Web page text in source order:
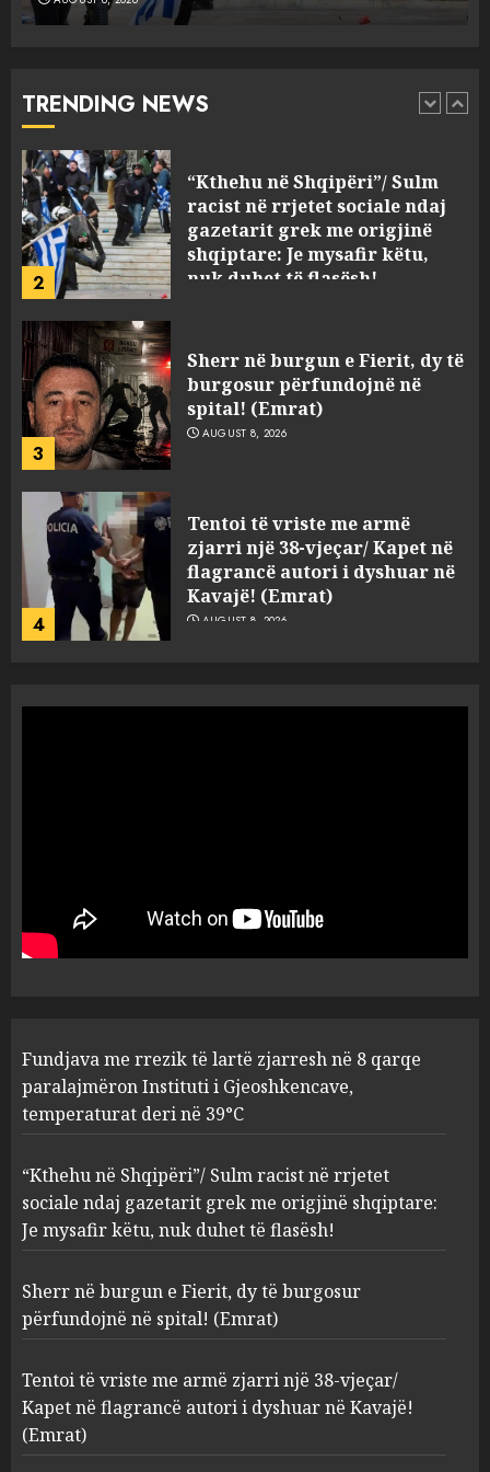
TRENDING NEWS
2
“Kthehu në Shqipëri”/ Sulm
nuk duhet të flasësh!
3
Sherr në burgun e Fierit, dy të
burgosur përfundojnë në
spital! (Emrat)
AUGUST 8, 2026
4
Tentoi të vriste me armë
zjarri një 38-vjeçar/ Kapet në
flagrancë autori i dyshuar në
Kavajë! (Emrat)
5
Tritol lokalit të Noizyt në
Durrës!
AUGUST 8, 2026
2
gazetarit grek me origjinë
shqiptare: Je mysafir këtu,
nuk duhet të flasësh!
3
burgosur përfundojnë në
spital! (Emrat)
AUGUST 8, 2026
4
Tentoi të vriste me armë
zjarri një 38-vjeçar/ Kapet në
flagrancë autori i dyshuar në
Kavajë! (Emrat)
AUGUST 8, 2026
Tritol lokalit të Noizyt në
Durrës!
Fundjava me rrezik të lartë zjarresh në 8 qarqe
paralajmëron Instituti i Gjeoshkencave,
temperaturat deri në 39°C
“Kthehu në Shqipëri”/ Sulm racist në rrjetet
sociale ndaj gazetarit grek me origjinë shqiptare:
Je mysafir këtu, nuk duhet të flasësh!
Sherr në burgun e Fierit, dy të burgosur
përfundojnë në spital! (Emrat)
Tentoi të vriste me armë zjarri një 38-vjeçar/
Kapet në flagrancë autori i dyshuar në Kavajë!
(Emrat)